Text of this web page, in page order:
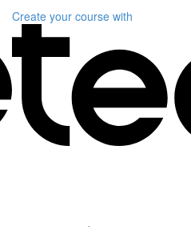
Create your course with